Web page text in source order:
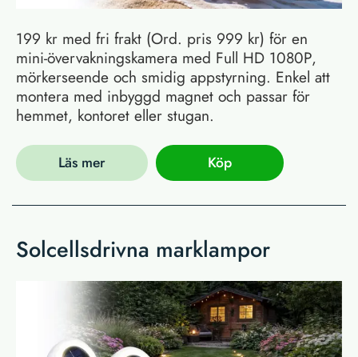
199 kr med fri frakt (Ord. pris 999 kr) för en
mini-övervakningskamera med Full HD 1080P,
mörkerseende och smidig appstyrning. Enkel att
montera med inbyggd magnet och passar för
hemmet, kontoret eller stugan.
Läs mer Köp
Solcellsdrivna marklampor